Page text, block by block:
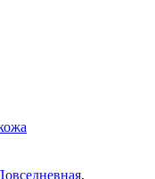
,